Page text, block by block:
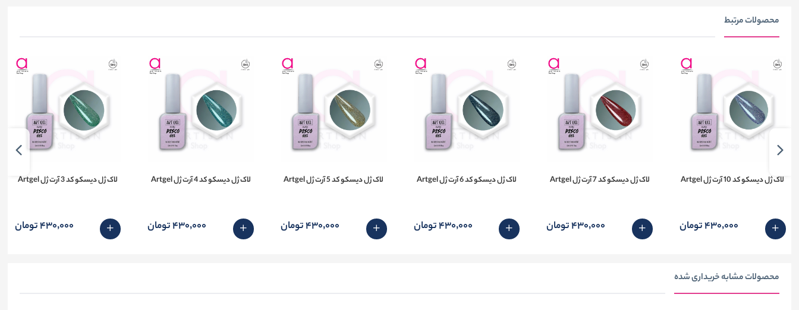
محصولات مرتبط
لاک ژل دیسکو کد 10 آرت ژل Artgel
430٬000 تومان
لاک ژل دیسکو کد 7 آرت ژل Artgel
430٬000 تومان
لاک ژل دیسکو کد 6 آرت ژل Artgel
430٬000 تومان
لاک ژل دیسکو کد 5 آرت ژل Artgel
430٬000 تومان
لاک ژل دیسکو کد 4 آرت ژل Artgel
430٬000 تومان
لاک ژل دیسکو کد 3 آرت ژل Artgel
430٬000 تومان
محصولات مشابه خریداری شده